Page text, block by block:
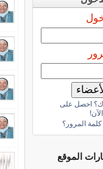
احصل على
المرور؟
الموقع